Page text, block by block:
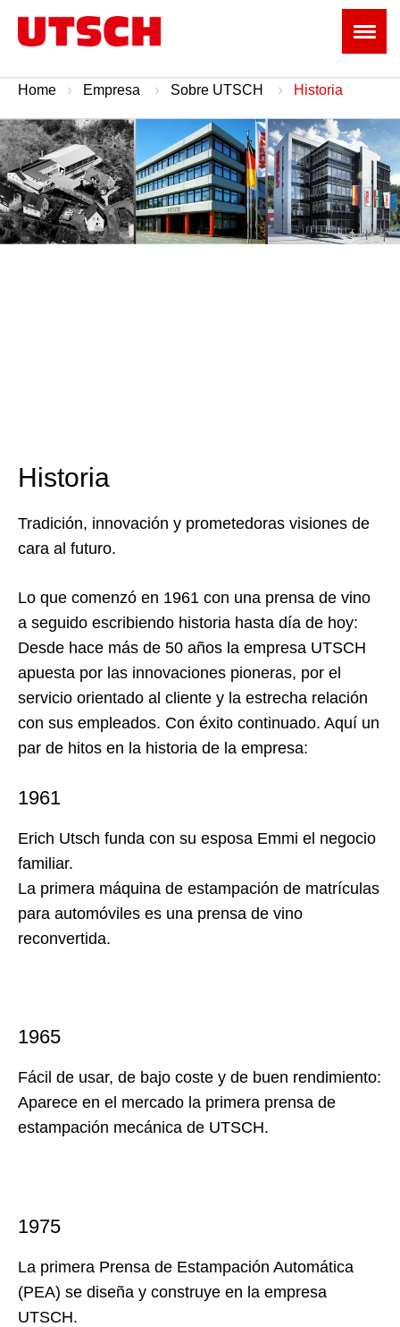
Home Empresa Sobre UTSCH Historia
Historia
Tradición, innovación y prometedoras visiones de
cara al futuro.
Lo que comenzó en 1961 con una prensa de vino
a seguido escribiendo historia hasta día de hoy:
Desde hace más de 50 años la empresa UTSCH
apuesta por las innovaciones pioneras, por el
servicio orientado al cliente y la estrecha relación
con sus empleados. Con éxito continuado. Aquí un
par de hitos en la historia de la empresa:
1961
Erich Utsch funda con su esposa Emmi el negocio
familiar.
La primera máquina de estampación de matrículas
para automóviles es una prensa de vino
reconvertida.
1965
Fácil de usar, de bajo coste y de buen rendimiento:
Aparece en el mercado la primera prensa de
estampación mecánica de UTSCH.
1975
La primera Prensa de Estampación Automática
(PEA) se diseña y construye en la empresa
UTSCH.